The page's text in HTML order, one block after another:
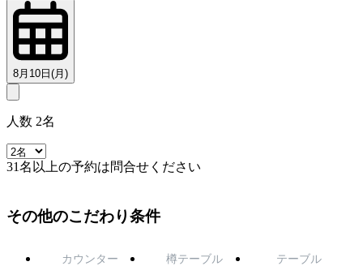
8月10日(月)
人数 2名
31名以上の予約は問合せください
その他のこだわり条件
カウンター 樽テーブル テーブル